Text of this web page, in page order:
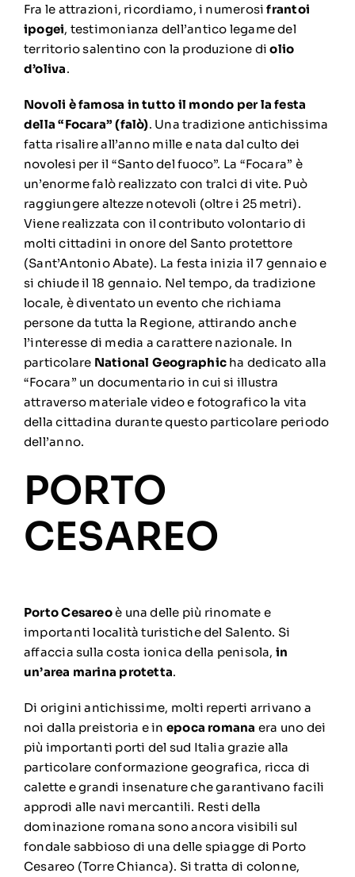
Fra le attrazioni, ricordiamo, i numerosifrantoi
ipogei, testimonianza dell’antico legame del
territorio salentino con la produzione diolio
d’oliva.
Novoli è famosa in tutto il mondo per la festa
della “Focara” (falò). Una tradizione antichissima
fatta risalire all’anno mille e nata dal culto dei
novolesi per il “Santo del fuoco”. La “Focara” è
un’enorme falò realizzato con tralci di vite. Può
raggiungere altezze notevoli (oltre i 25 metri).
Viene realizzata con il contributo volontario di
molti cittadini in onore del Santo protettore
(Sant’Antonio Abate). La festa inizia il 7 gennaio e
si chiude il 18 gennaio. Nel tempo, da tradizione
locale, è diventato un evento che richiama
persone da tutta la Regione, attirando anche
l’interesse di media a carattere nazionale. In
particolare National Geographicha dedicato alla
“Focara” un documentario in cui si illustra
attraverso materiale video e fotografico la vita
della cittadina durante questo particolare periodo
dell’anno.
PORTO
CESAREO
Porto Cesareoè una delle più rinomate e
importanti località turistiche del Salento. Si
affaccia sulla costa ionica della penisola, in
un’area marina protetta.
Di origini antichissime, molti reperti arrivano a
noi dalla preistoria e in epoca romana era uno dei
più importanti porti del sud Italia grazie alla
particolare conformazione geografica, ricca di
calette e grandi insenature che garantivano facili
approdi alle navi mercantili. Resti della
dominazione romana sono ancora visibili sul
fondale sabbioso di una delle spiagge di Porto
Cesareo (Torre Chianca). Si tratta di colonne,